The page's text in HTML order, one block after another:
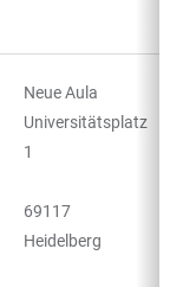
Neue Aula
Universitätsplatz
1
69117
Heidelberg